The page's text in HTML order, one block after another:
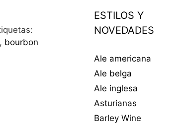
, bourbon
ESTILOS Y
NOVEDADES
Ale americana
Ale belga
Ale inglesa
Asturianas
Barley Wine